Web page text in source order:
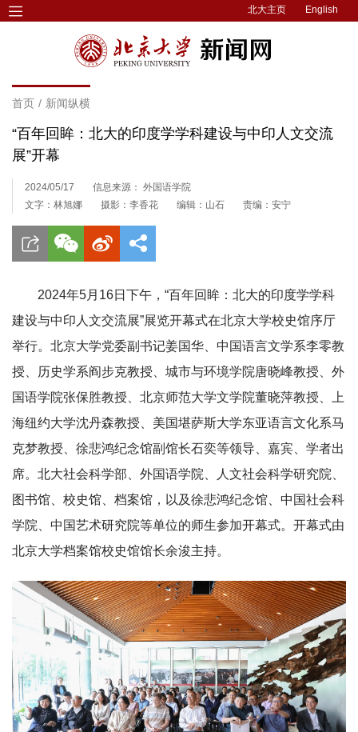
北大主页 English
首页 / 新闻纵横
“百年回眸：北大的印度学学科建设与中印人文交流
展”开幕
2024/05/17
信息来源： 外国语学院
文字：林旭娜
摄影：李香花 编辑：山石 责编：安宁
2024年5月16日下午，“百年回眸：北大的印度学学科
建设与中印人文交流展”展览开幕式在北京大学校史馆序厅
举行。北京大学党委副书记姜国华、中国语言文学系李零教
授、历史学系阎步克教授、城市与环境学院唐晓峰教授、外
国语学院张保胜教授、北京师范大学文学院董晓萍教授、上
海纽约大学沈丹森教授、美国堪萨斯大学东亚语言文化系马
克梦教授、徐悲鸿纪念馆副馆长石奕等领导、嘉宾、学者出
席。 北大社会科学部、外国语学院、人文社会科学研究院、
图书馆、校史馆、档案馆，以及徐悲鸿纪念馆、中国社会科
学院、中国艺术研究院等单位的师生参加开幕式。开幕式由
北京大学档案馆校史馆馆长余浚主持。